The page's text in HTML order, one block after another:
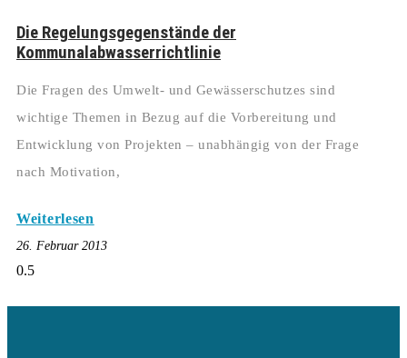
Die Regelungsgegenstände der
Kommunalabwasserrichtlinie
Die Fragen des Umwelt- und Gewässerschutzes sind
wichtige Themen in Bezug auf die Vorbereitung und
Entwicklung von Projekten – unabhängig von der Frage
nach Motivation,
Weiterlesen
26. Februar 2013